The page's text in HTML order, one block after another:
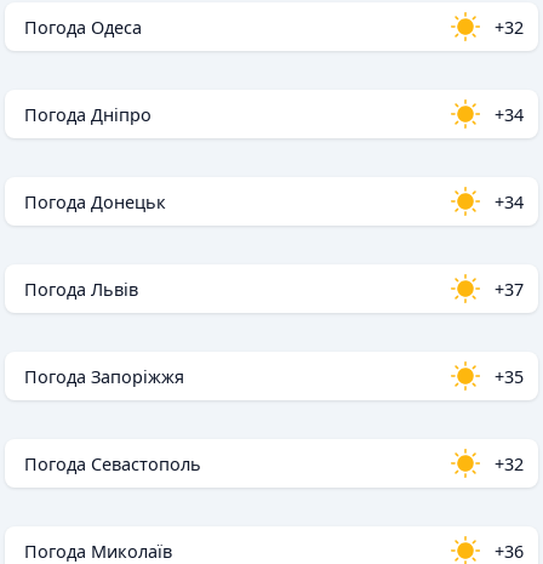
Погода Одеса +32
Погода Дніпро +34
Погода Донецьк +34
Погода Львів +37
Погода Запоріжжя +35
Погода Севастополь +32
Погода Миколаїв +36